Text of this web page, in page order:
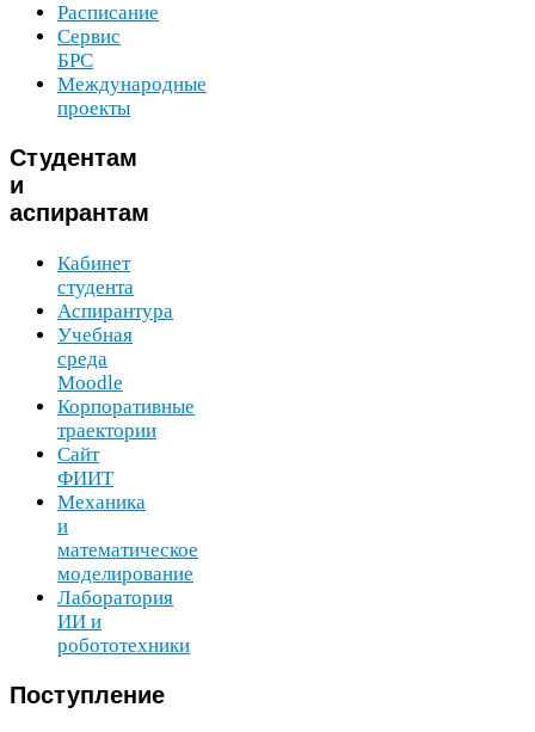
Расписание
Сервис
БРС
Международные
проекты
Студентам
и
аспирантам
Кабинет
студента
Аспирантура
Учебная
среда
Moodle
Корпоративные
траектории
Сайт
ФИИТ
Механика
и
математическое
моделирование
Лаборатория
ИИ и
робототехники
Поступление